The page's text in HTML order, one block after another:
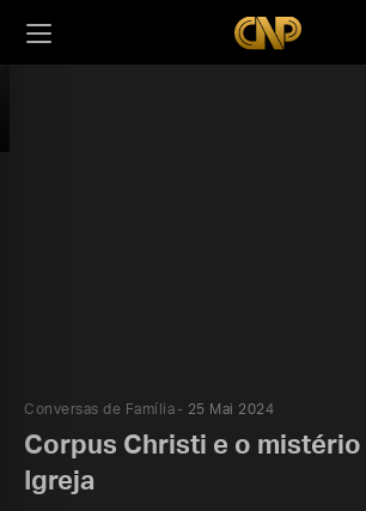
Conversas de Família 25 Mai 2024
Corpus Christi e o mistério
Igreja